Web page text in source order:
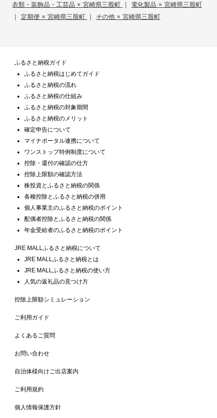
衣類・装飾品・工芸品 × 宮崎県三股町 | 電化製品 × 宮崎県三股町
| 定期便 × 宮崎県三股町 | その他 × 宮崎県三股町
ふるさと納税ガイド
ふるさと納税はじめてガイド
ふるさと納税の流れ
ふるさと納税の仕組み
ふるさと納税の対象期間
ふるさと納税のメリット
確定申告について
マイナポータル連携について
ワンストップ特例制度について
控除・還付の確認の仕方
控除上限額の確認方法
株投資とふるさと納税の関係
各種控除とふるさと納税の併用
個人事業主のふるさと納税のポイント
配偶者控除とふるさと納税の関係
年金受給者のふるさと納税のポイント
JRE MALLふるさと納税について
JRE MALLふるさと納税とは
JRE MALLふるさと納税の使い方
人気の返礼品の見つけ方
控除上限額シミュレーション
ご利用ガイド
よくあるご質問
お問い合わせ
自治体様向けご出店案内
ご利用規約
個人情報保護方針